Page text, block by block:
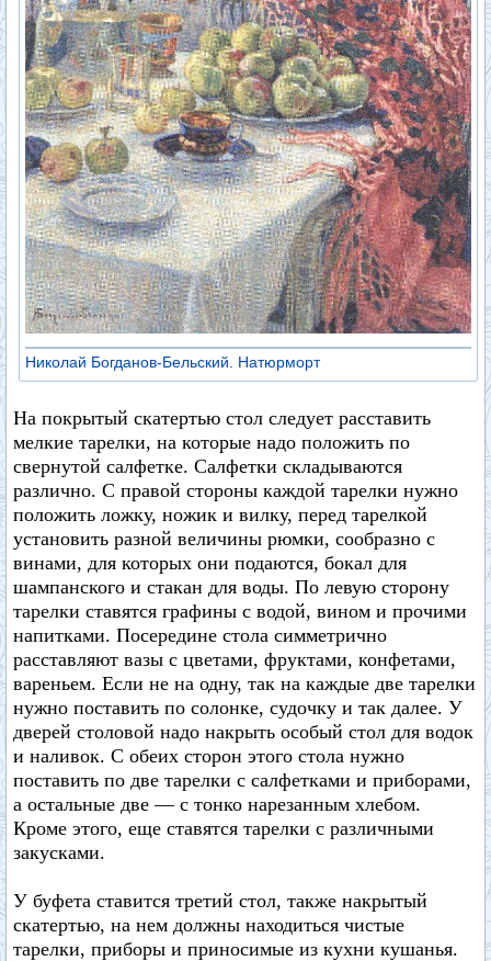
Николай Богданов-Бельский. Натюрморт
На покрытый скатертью стол следует расставить
мелкие тарелки, на которые надо положить по
свернутой салфетке. Салфетки складываются
различно. С правой стороны каждой тарелки нужно
положить ложку, ножик и вилку, перед тарелкой
установить разной величины рюмки, сообразно с
винами, для которых они подаются, бокал для
шампанского и стакан для воды. По левую сторону
тарелки ставятся графины с водой, вином и прочими
напитками. Посередине стола симметрично
расставляют вазы с цветами, фруктами, конфетами,
вареньем. Если не на одну, так на каждые две тарелки
нужно поставить по солонке, судочку и так далее. У
дверей столовой надо накрыть особый стол для водок
и наливок. С обеих сторон этого стола нужно
поставить по две тарелки с салфетками и приборами,
а остальные две — с тонко нарезанным хлебом.
Кроме этого, еще ставятся тарелки с различными
закусками.
У буфета ставится третий стол, также накрытый
скатертью, на нем должны находиться чистые
тарелки, приборы и приносимые из кухни кушанья.